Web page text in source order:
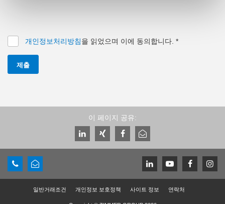
개인정보처리방침을 읽었으며 이에 동의합니다. *
제출
이 페이지 공유:
일반거래조건 개인정보 보호정책 사이트 정보 연락처